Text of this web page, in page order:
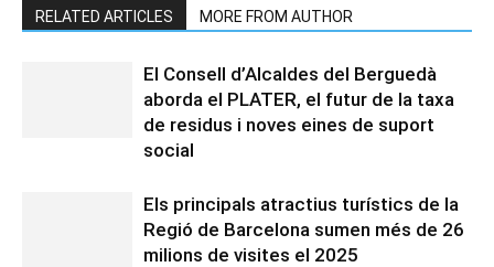
RELATED ARTICLES MORE FROM AUTHOR
El Consell d’Alcaldes del Berguedà
aborda el PLATER, el futur de la taxa
de residus i noves eines de suport
social
Els principals atractius turístics de la
Regió de Barcelona sumen més de 26
milions de visites el 2025